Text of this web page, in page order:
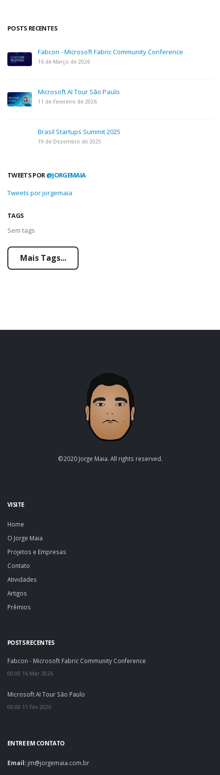
POSTS RECENTES
Fabcon - Microsoft Fabric Community Conference
16 de Março de 2026
Microsoft AI Tour São Paulo
11 de Fevereiro de 2026
Brasil Startups Summit 2025
19 de Dezembro de 2025
TWEETS POR@JORGEMAIA
Tweets por jorgemaia
TAGS
Sem tags
Mais Tags...
©2020 Jorge Maia. All rights reserved.
VISITE
Home
O Jorge Maia
Projetos e Empresas
Contato
Atividades
Artigos
Prêmios
POSTS RECENTES
Fabcon - Microsoft Fabric Community Conference
00:00 16 Mar 2026
Microsoft AI Tour São Paulo
00:00 11 Fev 2026
ENTRE EM CONTATO
Email: jm@jorgemaia.com.br